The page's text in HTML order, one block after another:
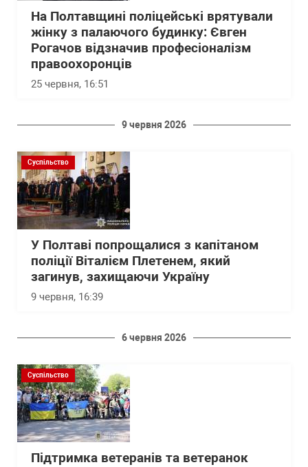
На Полтавщині поліцейські врятували
жінку з палаючого будинку: Євген
Рогачов відзначив професіоналізм
правоохоронців
25 червня, 16:51
9 червня 2026
Суспільство
У Полтаві попрощалися з капітаном
поліції Віталієм Плетенем, який
загинув, захищаючи Україну
9 червня, 16:39
6 червня 2026
Суспільство
Підтримка ветеранів та ветеранок